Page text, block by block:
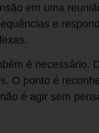
em uma
e
é necessário.
O ponto é
é agir sem